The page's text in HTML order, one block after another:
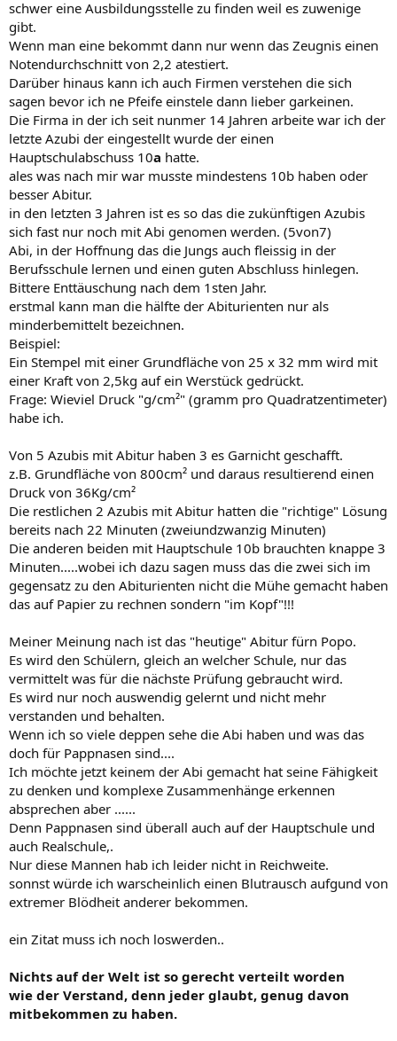
schwer eine Ausbildungsstelle zu finden weil es zuwenige
gibt.
Wenn man eine bekommt dann nur wenn das Zeugnis einen
Notendurchschnitt von 2,2 atestiert.
Darüber hinaus kann ich auch Firmen verstehen die sich
sagen bevor ich ne Pfeife einstele dann lieber garkeinen.
Die Firma in der ich seit nunmer 14 Jahren arbeite war ich der
letzte Azubi der eingestellt wurde der einen
Hauptschulabschuss 10a hatte.
ales was nach mir war musste mindestens 10b haben oder
besser Abitur.
in den letzten 3 Jahren ist es so das die zukünftigen Azubis
sich fast nur noch mit Abi genomen werden. (5von7)
Abi, in der Hoffnung das die Jungs auch fleissig in der
Berufsschule lernen und einen guten Abschluss hinlegen.
Bittere Enttäuschung nach dem 1sten Jahr.
erstmal kann man die hälfte der Abiturienten nur als
minderbemittelt bezeichnen.
Beispiel:
Ein Stempel mit einer Grundfläche von 25 x 32 mm wird mit
einer Kraft von 2,5kg auf ein Werstück gedrückt.
Frage: Wieviel Druck "g/cm²" (gramm pro Quadratzentimeter)
habe ich.
Von 5 Azubis mit Abitur haben 3 es Garnicht geschafft.
z.B. Grundfläche von 800cm² und daraus resultierend einen
Druck von 36Kg/cm²
Die restlichen 2 Azubis mit Abitur hatten die "richtige" Lösung
bereits nach 22 Minuten (zweiundzwanzig Minuten)
Die anderen beiden mit Hauptschule 10b brauchten knappe 3
Minuten.....wobei ich dazu sagen muss das die zwei sich im
gegensatz zu den Abiturienten nicht die Mühe gemacht haben
das auf Papier zu rechnen sondern "im Kopf"!!!
Meiner Meinung nach ist das "heutige" Abitur fürn Popo.
Es wird den Schülern, gleich an welcher Schule, nur das
vermittelt was für die nächste Prüfung gebraucht wird.
Es wird nur noch auswendig gelernt und nicht mehr
verstanden und behalten.
Wenn ich so viele deppen sehe die Abi haben und was das
doch für Pappnasen sind....
Ich möchte jetzt keinem der Abi gemacht hat seine Fähigkeit
zu denken und komplexe Zusammenhänge erkennen
absprechen aber ......
Denn Pappnasen sind überall auch auf der Hauptschule und
auch Realschule,.
Nur diese Mannen hab ich leider nicht in Reichweite.
sonnst würde ich warscheinlich einen Blutrausch aufgund von
extremer Blödheit anderer bekommen.
ein Zitat muss ich noch loswerden..
Nichts auf der Welt ist so gerecht verteilt worden
wie der Verstand, denn jeder glaubt, genug davon
mitbekommen zu haben.